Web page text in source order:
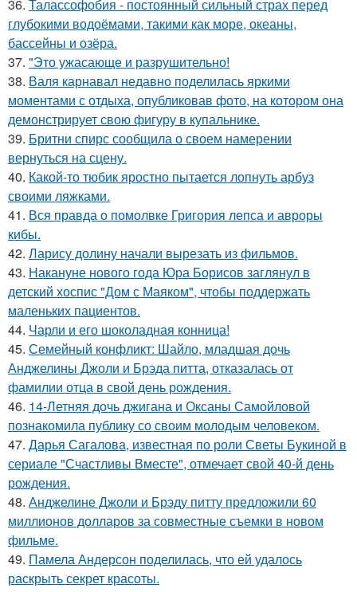
36. Талассофобия - постоянный сильный страх перед
глубокими водоёмами, такими как море, океаны,
бассейны и озёра.
37. "Это ужасающе и разрушительно!
38. Валя карнавал недавно поделилась яркими
моментами с отдыха, опубликовав фото, на котором она
демонстрирует свою фигуру в купальнике.
39. Бритни спирс сообщила о своем намерении
вернуться на сцену.
40. Какой-то тюбик яростно пытается лопнуть арбуз
своими ляжками.
41. Вся правда о помолвке Григория лепса и авроры
кибы.
42. Ларису долину начали вырезать из фильмов.
43. Накануне нового года Юра Борисов заглянул в
детский хоспис "Дом с Маяком", чтобы поддержать
маленьких пациентов.
44. Чарли и его шоколадная конница!
45. Семейный конфликт: Шайло, младшая дочь
Анджелины Джоли и Брэда питта, отказалась от
фамилии отца в свой день рождения.
46. 14-Летняя дочь джигана и Оксаны Самойловой
познакомила публику со своим молодым человеком.
47. Дарья Сагалова, известная по роли Светы Букиной в
сериале "Счастливы Вместе", отмечает свой 40-й день
рождения.
48. Анджелине Джоли и Брэду питту предложили 60
миллионов долларов за совместные съемки в новом
фильме.
49. Памела Андерсон поделилась, что ей удалось
раскрыть секрет красоты.